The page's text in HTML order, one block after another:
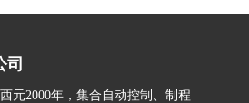
司
元2000年，集合自动控制、制程